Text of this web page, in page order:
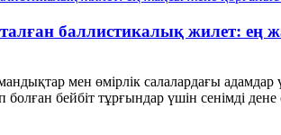
баллистикалық жилет: ең
мен өмірлік салалардағы
болған бейбіт тұрғындар үшін сенімді